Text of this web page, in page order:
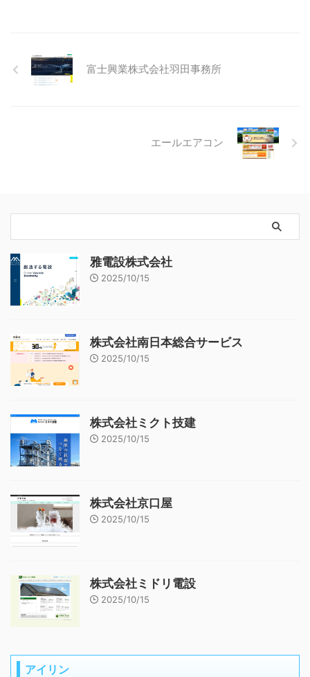
富士興業株式会社羽田事務所
エールエアコン
雅電設株式会社
2025/10/15
株式会社南日本総合サービス
2025/10/15
株式会社ミクト技建
2025/10/15
株式会社京口屋
2025/10/15
株式会社ミドリ電設
2025/10/15
アイリン